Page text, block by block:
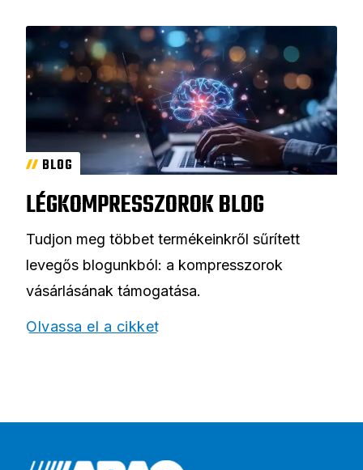
BLOG
LÉGKOMPRESSZOROK BLOG
Tudjon meg többet termékeinkről sűrített
levegős blogunkból: a kompresszorok
vásárlásának támogatása.
Olvassa el a cikket